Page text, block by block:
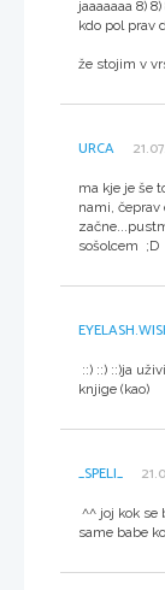
jaaaaaaa 8)
kdo pol prav
že stojim v
URCA
ma kje je še
nami, čeprav
sošolcem ;D
::) ::) ::)ja
knjige (kao)
_SPELI_
^^ joj kok se
same babe